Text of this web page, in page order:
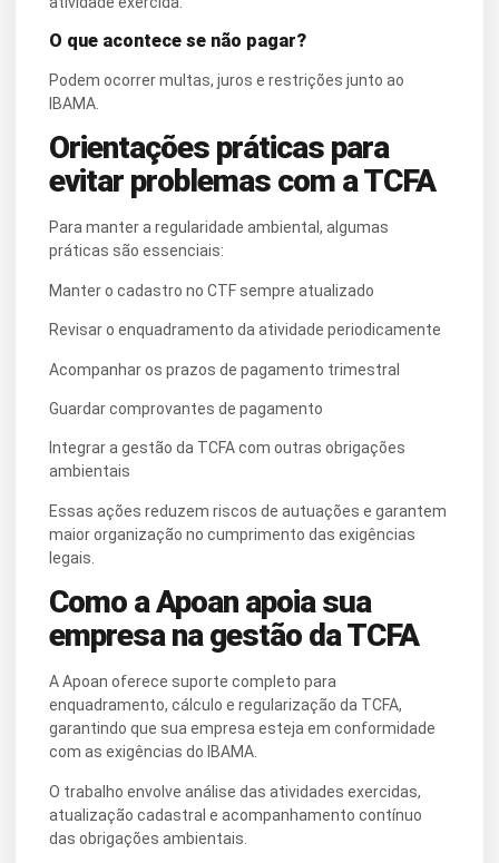
O que acontece se não pagar?
Podem ocorrer multas, juros e restrições junto ao
IBAMA.
Orientações práticas para
evitar problemas com a TCFA
Para manter a regularidade ambiental, algumas
práticas são essenciais:
Manter o cadastro no CTF sempre atualizado
Revisar o enquadramento da atividade periodicamente
Acompanhar os prazos de pagamento trimestral
Guardar comprovantes de pagamento
Integrar a gestão da TCFA com outras obrigações
ambientais
Essas ações reduzem riscos de autuações e garantem
maior organização no cumprimento das exigências
legais.
Como a Apoan apoia sua
empresa na gestão da TCFA
A Apoan oferece suporte completo para
enquadramento, cálculo e regularização da TCFA,
garantindo que sua empresa esteja em conformidade
com as exigências do IBAMA.
O trabalho envolve análise das atividades exercidas,
atualização cadastral e acompanhamento contínuo
das obrigações ambientais.